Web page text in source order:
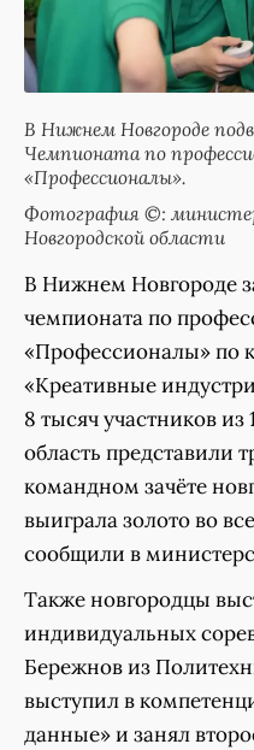
В Нижнем Новгороде
Чемпионата по
«Профессионалы».
Фотография ©:
Новгородской области
В Нижнем Новгороде
чемпионата по
«Профессионалы» по
«Креативные
8 тысяч участников
область представили
командном зачёте
выиграла золото во
сообщили в
Также новгородцы
индивидуальных
Бережнов из
выступил в
данные» и занял